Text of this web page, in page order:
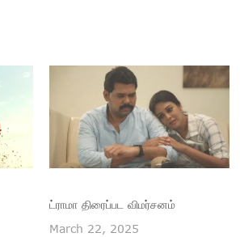
ட்ராமா திரைப்பட விமர்சனம்
March 22, 2025